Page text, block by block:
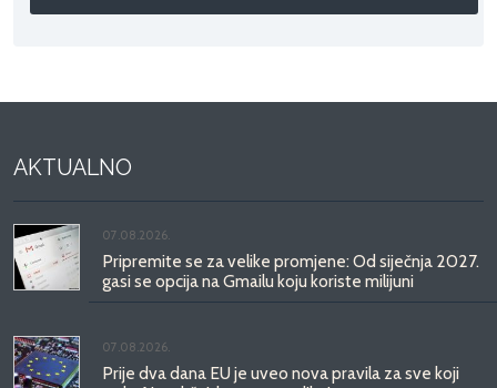
AKTUALNO
07.08.2026.
Pripremite se za velike promjene: Od siječnja 2027.
gasi se opcija na Gmailu koju koriste milijuni
07.08.2026.
Prije dva dana EU je uveo nova pravila za sve koji